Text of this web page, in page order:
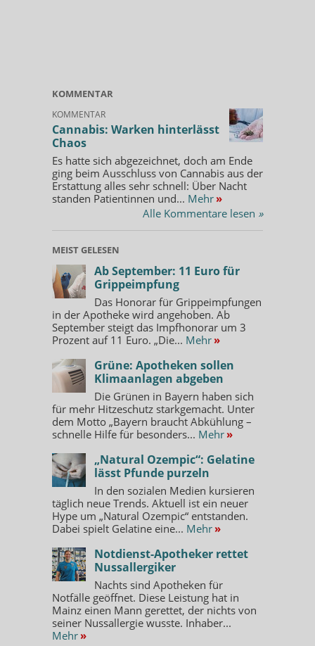
KOMMENTAR
KOMMENTAR
Cannabis: Warken hinterlässt
Chaos
Es hatte sich abgezeichnet, doch am Ende
ging beim Ausschluss von Cannabis aus der
Erstattung alles sehr schnell: Über Nacht
standen Patientinnen und... Mehr »
Alle Kommentare lesen »
MEIST GELESEN
Ab September: 11 Euro für
Grippeimpfung
Das Honorar für Grippeimpfungen
in der Apotheke wird angehoben. Ab
September steigt das Impfhonorar um 3
Prozent auf 11 Euro. „Die... Mehr »
Grüne: Apotheken sollen
Klimaanlagen abgeben
Die Grünen in Bayern haben sich
für mehr Hitzeschutz starkgemacht. Unter
dem Motto „Bayern braucht Abkühlung –
schnelle Hilfe für besonders... Mehr »
„Natural Ozempic“: Gelatine
lässt Pfunde purzeln
In den sozialen Medien kursieren
täglich neue Trends. Aktuell ist ein neuer
Hype um „Natural Ozempic“ entstanden.
Dabei spielt Gelatine eine... Mehr »
Notdienst-Apotheker rettet
Nussallergiker
Nachts sind Apotheken für
Notfälle geöffnet. Diese Leistung hat in
Mainz einen Mann gerettet, der nichts von
seiner Nussallergie wusste. Inhaber...
Mehr »